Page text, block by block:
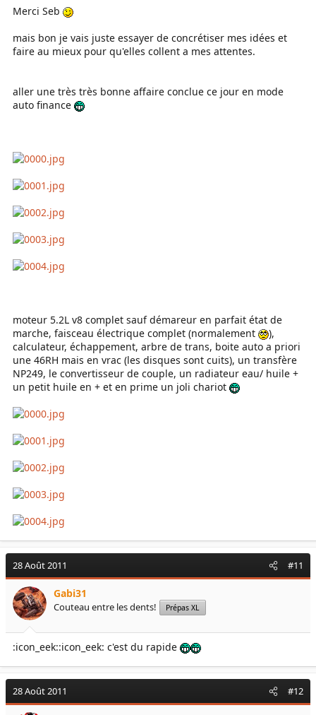
@+Seb
Merci Seb
mais bon je vais juste essayer de concrétiser mes idées et
faire au mieux pour qu'elles collent a mes attentes.
aller une très très bonne affaire conclue ce jour en mode
auto finance
moteur 5.2L v8 complet sauf démareur en parfait état de
marche, faisceau électrique complet (normalement
),
calculateur, échappement, arbre de trans, boite auto a priori
une 46RH mais en vrac (les disques sont cuits), un transfère
NP249, le convertisseur de couple, un radiateur eau/ huile +
un petit huile en + et en prime un joli chariot
28 Août 2011 #11
Gabi31
Couteau entre les dents! Prépas XL
:icon_eek::icon_eek: c'est du rapide
28 Août 2011 #12